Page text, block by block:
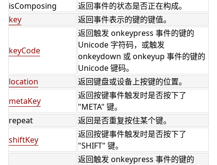
isComposing
返回事件的状态是否正在构成。
key
返回事件表示的键的键值。
keyCode
返回触发 onkeypress 事件的键的
Unicode 字符码，或触发
onkeydown 或 onkeyup 事件的键的
Unicode 键码。
location
返回键盘或设备上按键的位置。
metaKey
返回按键事件触发时是否按下了
"META" 键。
repeat
返回是否重复按住某个键。
shiftKey
返回按键事件触发时是否按下了
"SHIFT" 键。
返回触发 onkeypress 事件的键的